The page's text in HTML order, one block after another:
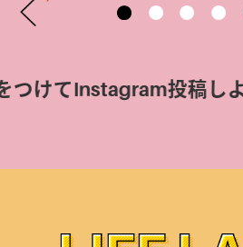
Instagram投稿しよう！